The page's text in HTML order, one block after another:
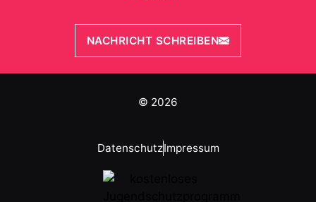
NACHRICHT SCHREIBEN
© 2026
DatenschutzImpressum